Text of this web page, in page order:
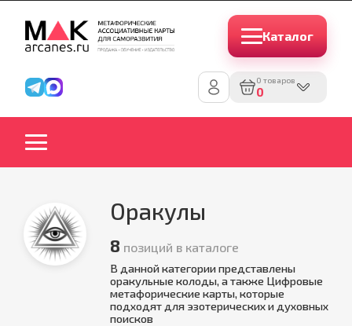
Каталог
0 товаров
0
Оракулы
8 позиций в каталоге
В данной категории представлены
оракульные колоды, а также Цифровые
метафорические карты, которые
подходят для эзотерических и духовных
поисков